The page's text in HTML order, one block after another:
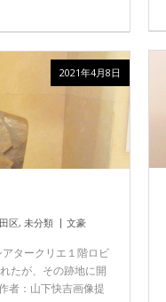
区, 未分類 文豪
タークリエ１階ロビ
たが、その跡地に開
者：山下快吉画像提
2021年4月8日